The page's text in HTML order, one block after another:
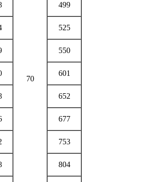
70
499
525
550
601
652
677
753
804